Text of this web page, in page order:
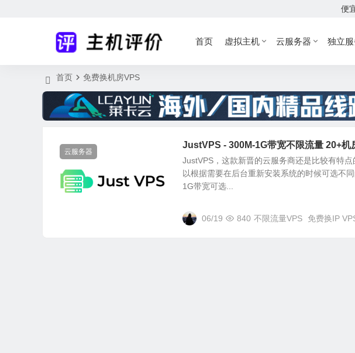
便
首页 虚拟主机 云服务器 独立
首页 免费换机房VPS
云服务器
JustVPS - 300M-1G带宽不限流量 20+机
JustVPS，这款新晋的云服务商还是比较有特
以根据需要在后台重新安装系统的时候可选不
1G带宽可选...
06/19 840 不限流量VPS 免费换IP